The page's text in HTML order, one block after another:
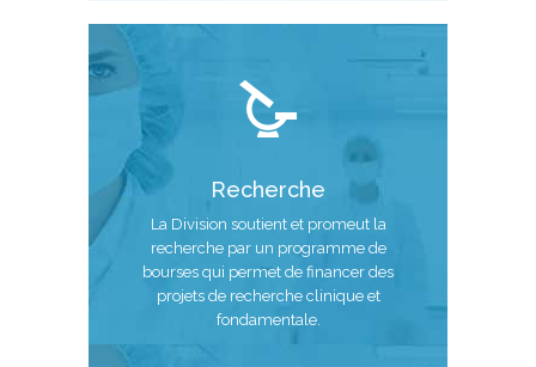
Recherche
La Division soutient et promeut la
recherche par un programme de
bourses qui permet de financer des
projets de recherche clinique et
fondamentale.